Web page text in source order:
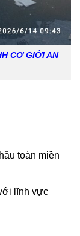
CƠ GIỚI AN
toàn miền
lĩnh vực